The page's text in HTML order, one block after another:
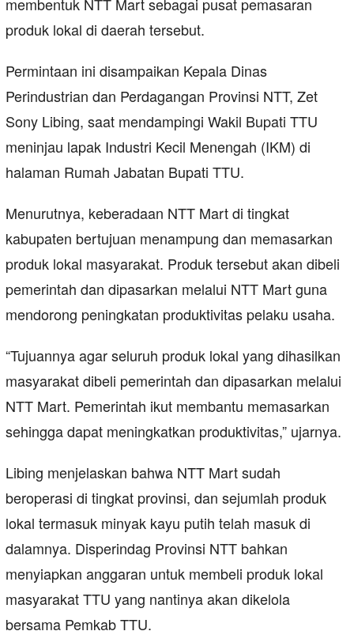
produk lokal di daerah tersebut.
Permintaan ini disampaikan Kepala Dinas
Perindustrian dan Perdagangan Provinsi NTT, Zet
Sony Libing, saat mendampingi Wakil Bupati TTU
meninjau lapak Industri Kecil Menengah (IKM) di
halaman Rumah Jabatan Bupati TTU.
Menurutnya, keberadaan NTT Mart di tingkat
kabupaten bertujuan menampung dan memasarkan
produk lokal masyarakat. Produk tersebut akan dibeli
pemerintah dan dipasarkan melalui NTT Mart guna
mendorong peningkatan produktivitas pelaku usaha.
“Tujuannya agar seluruh produk lokal yang dihasilkan
masyarakat dibeli pemerintah dan dipasarkan melalui
NTT Mart. Pemerintah ikut membantu memasarkan
sehingga dapat meningkatkan produktivitas,” ujarnya.
Libing menjelaskan bahwa NTT Mart sudah
beroperasi di tingkat provinsi, dan sejumlah produk
lokal termasuk minyak kayu putih telah masuk di
dalamnya. Disperindag Provinsi NTT bahkan
menyiapkan anggaran untuk membeli produk lokal
masyarakat TTU yang nantinya akan dikelola
bersama Pemkab TTU.